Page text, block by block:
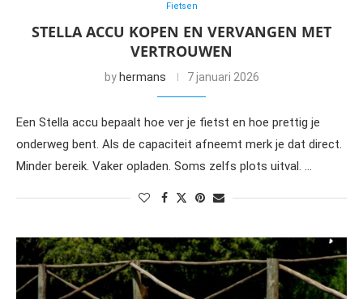
Fietsen
STELLA ACCU KOPEN EN VERVANGEN MET
VERTROUWEN
by hermans 7 januari 2026
Een Stella accu bepaalt hoe ver je fietst en hoe prettig je
onderweg bent. Als de capaciteit afneemt merk je dat direct.
Minder bereik. Vaker opladen. Soms zelfs plots uitval. …